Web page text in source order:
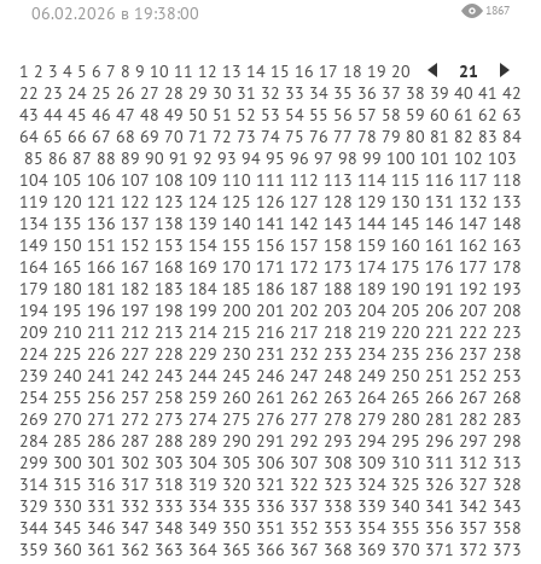
06.02.2026 в 19:38:00 1867
1 2 3 4 5 6 7 8 9 10 11 12 13 14 15 16 17 18 19 20
21
22 23 24 25 26 27 28 29 30 31 32 33 34 35 36 37 38 39 40 41 42
43 44 45 46 47 48 49 50 51 52 53 54 55 56 57 58 59 60 61 62 63
64 65 66 67 68 69 70 71 72 73 74 75 76 77 78 79 80 81 82 83 84
85 86 87 88 89 90 91 92 93 94 95 96 97 98 99 100 101 102 103
104 105 106 107 108 109 110 111 112 113 114 115 116 117 118
119 120 121 122 123 124 125 126 127 128 129 130 131 132 133
134 135 136 137 138 139 140 141 142 143 144 145 146 147 148
149 150 151 152 153 154 155 156 157 158 159 160 161 162 163
164 165 166 167 168 169 170 171 172 173 174 175 176 177 178
179 180 181 182 183 184 185 186 187 188 189 190 191 192 193
194 195 196 197 198 199 200 201 202 203 204 205 206 207 208
209 210 211 212 213 214 215 216 217 218 219 220 221 222 223
224 225 226 227 228 229 230 231 232 233 234 235 236 237 238
239 240 241 242 243 244 245 246 247 248 249 250 251 252 253
254 255 256 257 258 259 260 261 262 263 264 265 266 267 268
269 270 271 272 273 274 275 276 277 278 279 280 281 282 283
284 285 286 287 288 289 290 291 292 293 294 295 296 297 298
299 300 301 302 303 304 305 306 307 308 309 310 311 312 313
314 315 316 317 318 319 320 321 322 323 324 325 326 327 328
329 330 331 332 333 334 335 336 337 338 339 340 341 342 343
344 345 346 347 348 349 350 351 352 353 354 355 356 357 358
359 360 361 362 363 364 365 366 367 368 369 370 371 372 373